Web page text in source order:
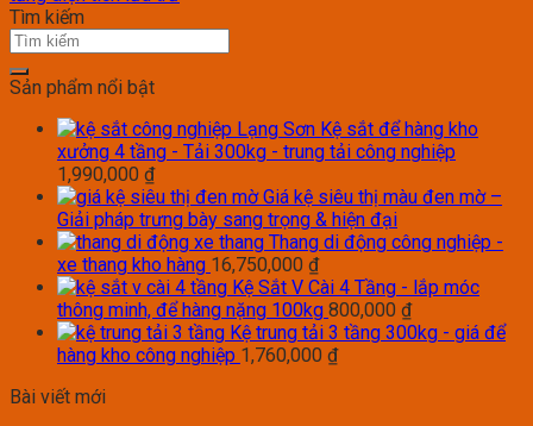
Tìm kiếm
Sản phẩm nổi bật
Kệ sắt để hàng kho
xưởng 4 tầng - Tải 300kg - trung tải công nghiệp
1,990,000 ₫
Giá kệ siêu thị màu đen mờ –
Giải pháp trưng bày sang trọng & hiện đại
Thang di động công nghiệp -
xe thang kho hàng 16,750,000 ₫
Kệ Sắt V Cài 4 Tầng - lắp móc
thông minh, để hàng nặng 100kg 800,000 ₫
Kệ trung tải 3 tầng 300kg - giá để
hàng kho công nghiệp 1,760,000 ₫
Bài viết mới